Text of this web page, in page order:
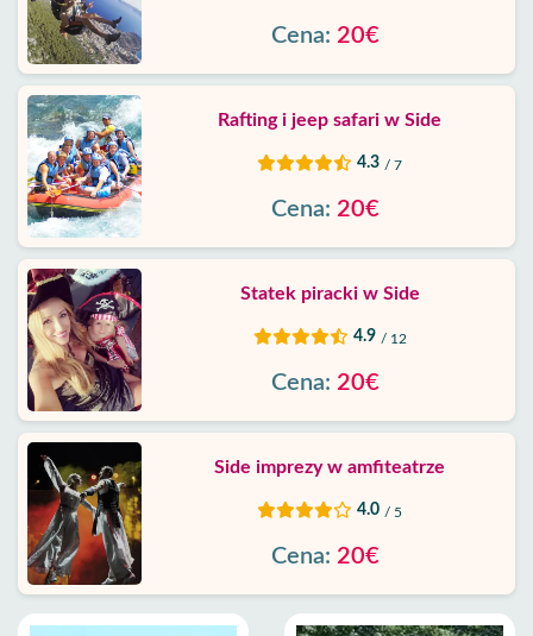
Cena: 20€
Rafting i jeep safari w Side
4.3 / 7
Cena: 20€
Statek piracki w Side
4.9 / 12
Cena: 20€
Side imprezy w amfiteatrze
4.0 / 5
Cena: 20€